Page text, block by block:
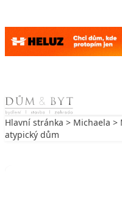
Skip to content
Hlavní stránka > Michaela >
atypický dům